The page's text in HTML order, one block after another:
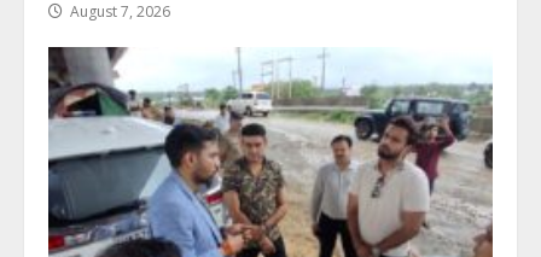
August 7, 2026